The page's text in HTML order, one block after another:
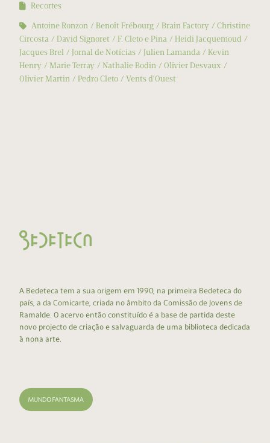
Recortes
Antoine Ronzon
Benoît Frébourg Brain Factory
Christine
Circosta
David Signoret F. Cleto e Pina
Heidi Jacquemoud
Jacques Brel
Jornal de Notícias Julien Lamanda
Kevin
Henry
Marie Terray Nathalie Bodin
Olivier Desvaux
Olivier Martin
Pedro Cleto Vents d’Ouest
A Bedeteca tem a sua origem em 1990, na primeira Bedeteca do
país, a da Comicarte, criada no âmbito da Comissão de Jovens de
Ramalde. O acervo então constituído é a base de partida deste
novo projecto de criação e salvaguarda de uma biblioteca dedicada
à nona arte.